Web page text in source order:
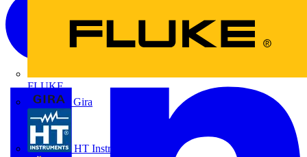
FLUKE
Gira
HT Instruments GmbH